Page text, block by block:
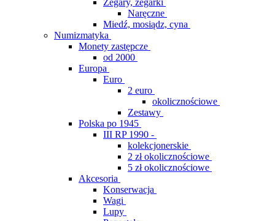
Zegary, zegarki
Naręczne
Miedź, mosiądz, cyna
Numizmatyka
Monety zastępcze
od 2000
Europa
Euro
2 euro
okolicznościowe
Zestawy
Polska po 1945
III RP 1990 -
kolekcjonerskie
2 zł okolicznościowe
5 zł okolicznościowe
Akcesoria
Konserwacja
Wagi
Lupy